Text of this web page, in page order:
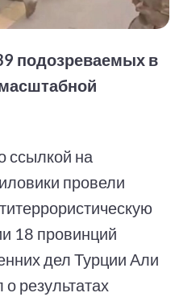
подозреваемых в
ссылкой на
провели
18 провинций
дел Турции Али
результатах